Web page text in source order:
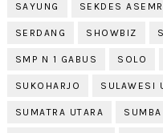
SAYUNG SEKDES
SERDANG SHOWBIZ
SMP N 1 GABUS SOLO
SUKOHARJO SULAWESI
SUMATRA UTARA SUMBA